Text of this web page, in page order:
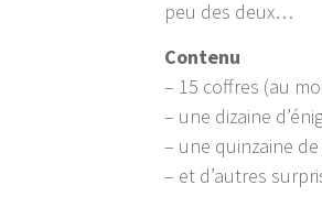
peu des deux…
Contenu
– 15 coffres (au
– une dizaine
– une quinzaine
– et d’autres